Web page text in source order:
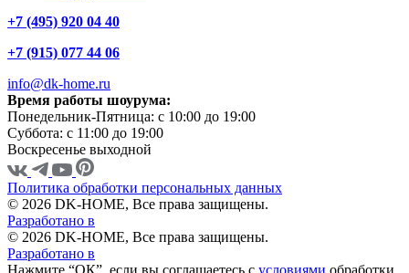
+7 (495) 920 04 40
+7 (915) 077 44 06
info@dk-home.ru
Время работы шоурума:
Понедельник-Пятница: c 10:00 до 19:00
Суббота: c 11:00 до 19:00
Воскресенье выходной
Политика обработки персональных данных
© 2026 DK-HOME, Все права защищены.
Разработано в
© 2026 DK-HOME, Все права защищены.
Разработано в